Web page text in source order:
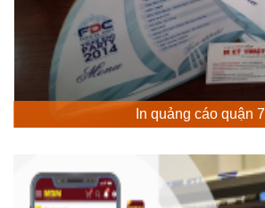
In quảng cáo quận 7